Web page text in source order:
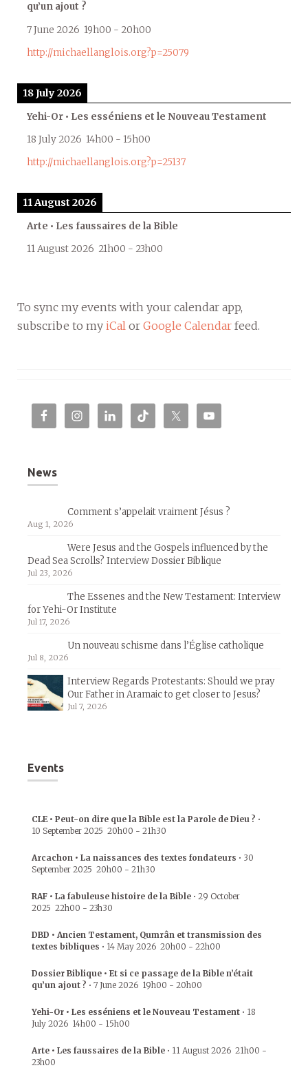
qu’un ajout ?
7 June 2026 19h00 - 20h00
http://michaellanglois.org?p=25079
18 July 2026
Yehi-Or • Les esséniens et le Nouveau Testament
18 July 2026 14h00 - 15h00
http://michaellanglois.org?p=25137
11 August 2026
Arte • Les faussaires de la Bible
11 August 2026 21h00 - 23h00
To sync my events with your calendar app,
subscribe to my iCal or Google Calendar feed.
News
Comment s’appelait vraiment Jésus ?
Aug 1, 2026
Were Jesus and the Gospels influenced by the
Dead Sea Scrolls? Interview Dossier Biblique
Jul 23, 2026
The Essenes and the New Testament: Interview
for Yehi-Or Institute
Jul 17, 2026
Un nouveau schisme dans l’Église catholique
Jul 8, 2026
Interview Regards Protestants: Should we pray
Our Father in Aramaic to get closer to Jesus?
Jul 7, 2026
Events
CLE • Peut-on dire que la Bible est la Parole de Dieu ? •
10 September 2025 20h00 - 21h30
Arcachon • La naissances des textes fondateurs • 30
September 2025 20h00 - 21h30
RAF • La fabuleuse histoire de la Bible • 29 October
2025 22h00 - 23h30
DBD • Ancien Testament, Qumrân et transmission des
textes bibliques • 14 May 2026 20h00 - 22h00
Dossier Biblique • Et si ce passage de la Bible n’était
qu’un ajout ? • 7 June 2026 19h00 - 20h00
Yehi-Or • Les esséniens et le Nouveau Testament • 18
July 2026 14h00 - 15h00
Arte • Les faussaires de la Bible • 11 August 2026 21h00 -
23h00